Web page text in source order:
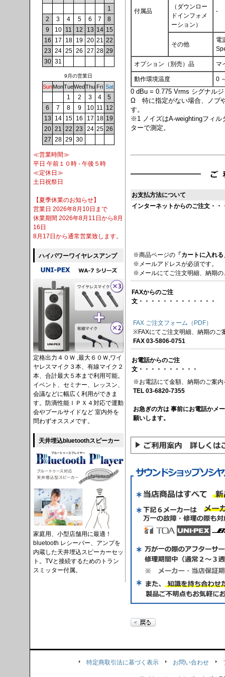
付属品
（ダウンロー
ドインフォメ
ーション）
-
その他
電
オプション（別売）品 マ
動作環境温度 0
0 dBu = 0.775 Vrms シグナル
Ω 特に指定がない場合、ノブ
す。
※1 ノイズはA-weightingフィ
ターで測定。
お支払方法について
インターネットからのご注文・・
※商品ページの 「カートに入れる
※メールアドレスが必須です。
※メールにてご注文明細、納期
FAXからのご注
文・・・・・・・・・・・・・
FAX ご注文フォーム（PDF）
※FAXにてご注文明細、納期のご
FAX 03-5806-0751
お電話からのご注
文・・・・・・・・・・
※お電話にて金額、納期のご案内
TEL 03-6820-7355
お急ぎの方は 事前にお電話かメ
願いします。
1
2
3 4 5 6 7
8
9
10 11 12 13 14 15
16
17 18 19 20 21 22
23 24 25 26 27 28 29
30 31
9月の営業日
SunMonTueWedThu Fri Sat
1 2 3 4
5
6
7 8 9 10 11 12
13
14 15 16 17 18 19
20 21 22 23 24 25 26
27 28 29 30
≪営業時間≫
平日 午前１０時 - 午後５時
≪定休日≫
土日祝祭日
【夏季休業のお知らせ】
営業日 2026年8月10日まで
休業期間 2026年8月11日から8月
16日
8月17日から通常営業致します。
ハイパワーワイヤレスアンプ
定格出力４０Ｗ ,最大６０Ｗ,ワイ
ヤレスマイク３本、有線マイク２
本、合計最大５本まで利用可能。
イベント、セミナー、レッスン、
会議などに幅広く利用ができま
す。防滴性能ＩＰＸ４対応で運動
会やプールサイドなど 室内外を
問わずオススメです。
天井埋込bluetoothスピーカー
家庭用、小型店舗用に最適！
bluetooth レシーバー、アンプを
内蔵した天井埋込スピーカーセッ
ト。TVと接続するためのトラン
スミッター付属。
特定商取引法に基づく表示 お問い合わせ